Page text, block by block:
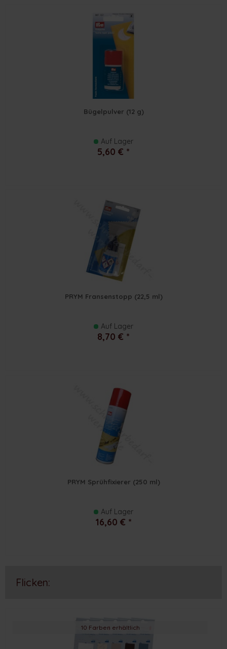
Bügelpulver (12 g)
Auf Lager
5,60 € *
PRYM Fransenstopp (22,5 ml)
Auf Lager
8,70 € *
PRYM Sprühfixierer (250 ml)
Auf Lager
16,60 € *
Flicken:
10 Farben erhältlich